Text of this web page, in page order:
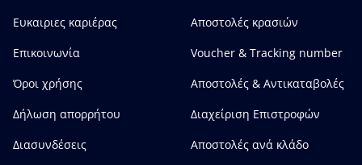
Ευκαιριες καριέρας
Επικοινωνία
Όροι χρήσης
Δήλωση απορρήτου
Διασυνδέσεις
Αποστολές κρασιών
Voucher & Tracking number
Αποστολές & Αντικαταβολές
Διαχείριση Επιστροφών
Αποστολές ανά κλάδο